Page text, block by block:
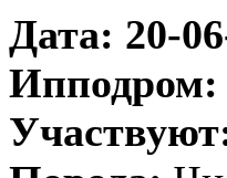
Дата: 20-
Ипподром: